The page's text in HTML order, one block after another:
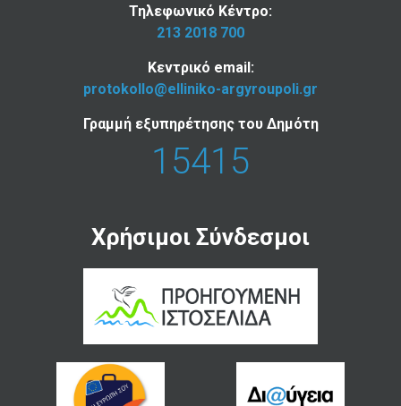
Τηλεφωνικό Κέντρο:
213 2018 700
Κεντρικό email:
protokollo@elliniko-argyroupoli.gr
Γραμμή εξυπηρέτησης του Δημότη
15415
Χρήσιμοι Σύνδεσμοι